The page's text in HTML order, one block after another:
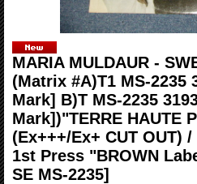
MARIA MULDAUR -
(Matrix #A)T1 MS-2235
Mark] B)T MS-2235
Mark])"TERRE HAUTE
(Ex+++/Ex+ CUT OUT) /
1st Press "BROWN
SE MS-2235]